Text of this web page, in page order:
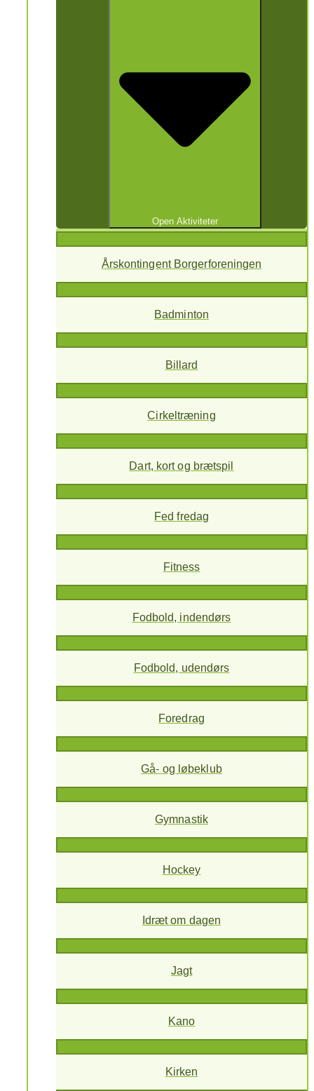
Open Aktiviteter
Årskontingent Borgerforeningen
Badminton
Billard
Cirkeltræning
Dart, kort og brætspil
Fed fredag
Fitness
Fodbold, indendørs
Fodbold, udendørs
Foredrag
Gå- og løbeklub
Gymnastik
Hockey
Idræt om dagen
Jagt
Kano
Kirken